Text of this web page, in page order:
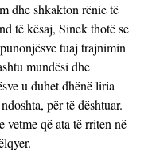
dhe shkakton rënie të
të kësaj, Sinek thotë se
tuaj trajnimin
mundësi dhe
u duhet dhënë liria
për të dështuar.
vetme që ata të rriten në